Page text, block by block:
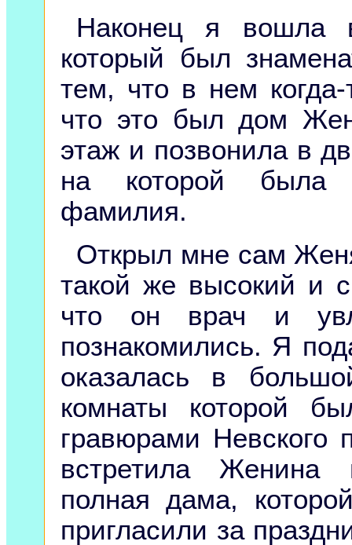
Наконец я вошла
который был
тем, что в нем
что это был дом
этаж и позвонила в
на которой была
фамилия.
Открыл мне сам
такой же высокий и
что он врач и
познакомились. Я
оказалась в
комнаты которой
гравюрами Невского
встретила
полная дама,
пригласили за